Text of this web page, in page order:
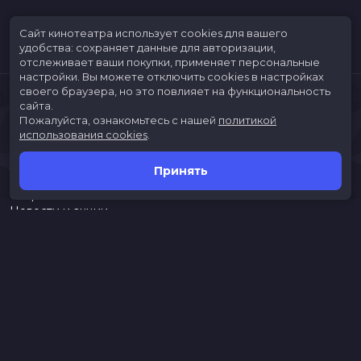
Скоро в кино
Новости и акции
Сайт кинотеатра использует cookies для вашего
удобства: сохраняет данные для авторизации,
отслеживает ваши покупки, применяет персональные
настройки. Вы можете отключить cookies в настройках
своего браузера, но это повлияет на функциональность
сайта.
Пожалуйста, ознакомьтесь с нашей политикой
использования cookies
Принять